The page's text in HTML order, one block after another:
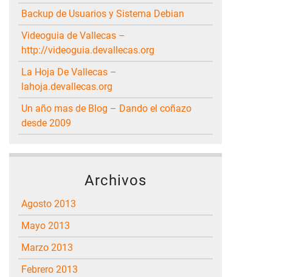
Backup de Usuarios y Sistema Debian
Videoguia de Vallecas –
http://videoguia.devallecas.org
La Hoja De Vallecas –
lahoja.devallecas.org
Un año mas de Blog – Dando el coñazo
desde 2009
Archivos
agosto 2013
mayo 2013
marzo 2013
febrero 2013